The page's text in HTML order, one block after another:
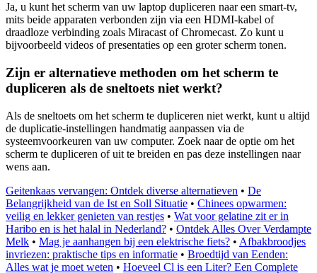
Ja, u kunt het scherm van uw laptop dupliceren naar een smart-tv,
mits beide apparaten verbonden zijn via een HDMI-kabel of
draadloze verbinding zoals Miracast of Chromecast. Zo kunt u
bijvoorbeeld videos of presentaties op een groter scherm tonen.
Zijn er alternatieve methoden om het scherm te
dupliceren als de sneltoets niet werkt?
Als de sneltoets om het scherm te dupliceren niet werkt, kunt u altijd
de duplicatie-instellingen handmatig aanpassen via de
systeemvoorkeuren van uw computer. Zoek naar de optie om het
scherm te dupliceren of uit te breiden en pas deze instellingen naar
wens aan.
Geitenkaas vervangen: Ontdek diverse alternatieven • De
Belangrijkheid van de Ist en Soll Situatie • Chinees opwarmen:
veilig en lekker genieten van restjes • Wat voor gelatine zit er in
Haribo en is het halal in Nederland? • Ontdek Alles Over Verdampte
Melk • Mag je aanhangen bij een elektrische fiets? • Afbakbroodjes
invriezen: praktische tips en informatie • Broedtijd van Eenden:
Alles wat je moet weten • Hoeveel Cl is een Liter? Een Complete